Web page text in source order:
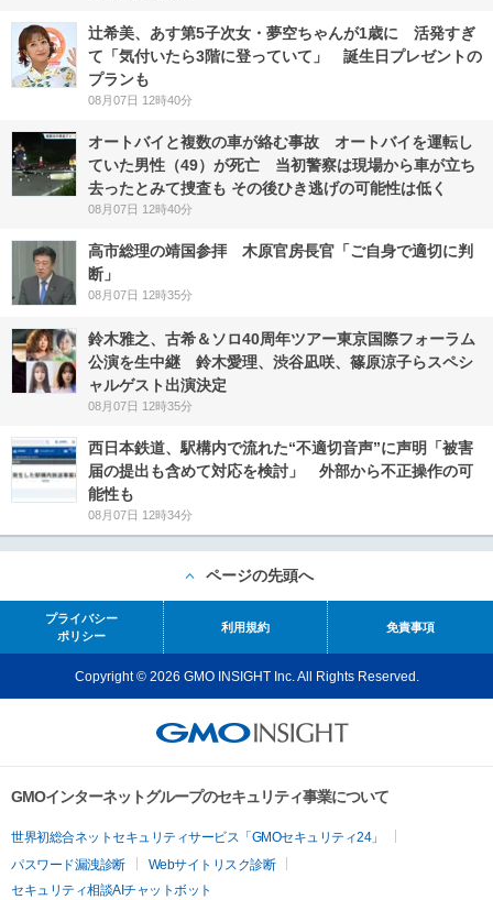
辻希美、あす第5子次女・夢空ちゃんが1歳に 活発すぎ
て「気付いたら3階に登っていて」 誕生日プレゼントの
プランも
08月07日 12時40分
オートバイと複数の車が絡む事故 オートバイを運転し
ていた男性（49）が死亡 当初警察は現場から車が立ち
去ったとみて捜査も その後ひき逃げの可能性は低く
08月07日 12時40分
高市総理の靖国参拝 木原官房長官「ご自身で適切に判
断」
08月07日 12時35分
鈴木雅之、古希＆ソロ40周年ツアー東京国際フォーラム
公演を生中継 鈴木愛理、渋谷凪咲、篠原涼子らスペシ
ャルゲスト出演決定
08月07日 12時35分
西日本鉄道、駅構内で流れた“不適切音声”に声明「被害
届の提出も含めて対応を検討」 外部から不正操作の可
能性も
08月07日 12時34分
ページの先頭へ
プライバシー
ポリシー
利用規約 免責事項
Copyright © 2026 GMO INSIGHT Inc. All Rights Reserved.
GMOインターネットグループのセキュリティ事業について
世界初総合ネットセキュリティサービス「GMOセキュリティ24」
パスワード漏洩診断
Webサイトリスク診断
セキュリティ相談AIチャットボット